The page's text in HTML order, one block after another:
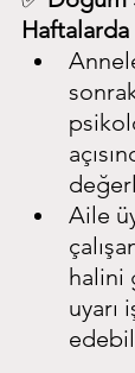
Haftalarda
Aile
halini
uyarı